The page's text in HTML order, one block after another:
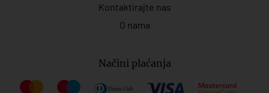
Kontaktirajte nas
O nama
Načini plaćanja